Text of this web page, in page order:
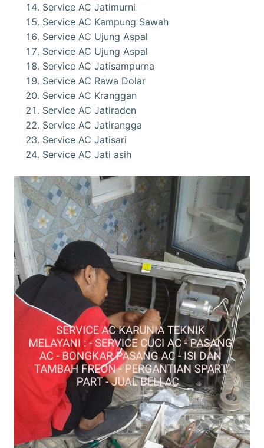
Service AC Jatimurni
Service AC Kampung Sawah
Service AC Ujung Aspal
Service AC Ujung Aspal
Service AC Jatisampurna
Service AC Rawa Dolar
Service AC Kranggan
Service AC Jatiraden
Service AC Jatirangga
Service AC Jatisari
Service AC Jati asih